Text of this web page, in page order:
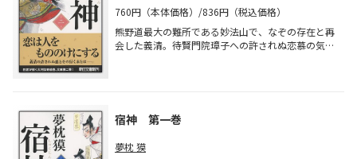
760円（本体価格）/836円（税込価格）
熊野道最大の難所である妙法山で、なぞの存在と再
会した義清。待賢門院璋子への許されぬ恋慕の気持
宿神 第一巻
夢枕 獏